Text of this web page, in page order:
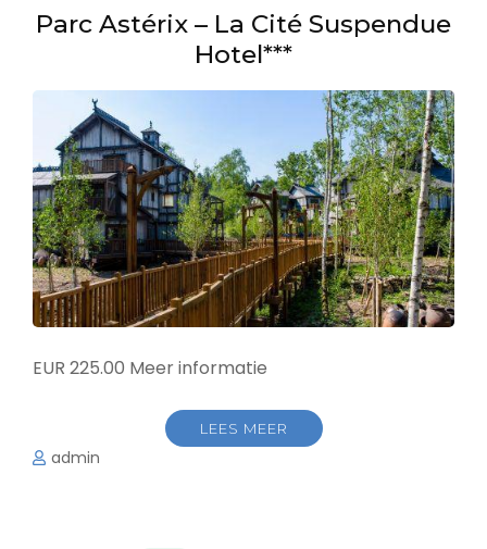
Parc Astérix – La Cité Suspendue
Hotel***
EUR 225.00 Meer informatie
LEES MEER
admin